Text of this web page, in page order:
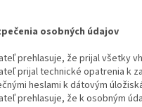
osobných údajov
prehlasuje, že prijal všetky
prijal technické opatrenia k
heslami k dátovým
prehlasuje, že k osobným